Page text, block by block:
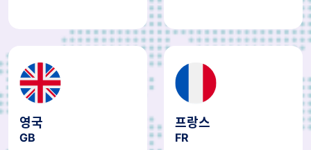
영국
GB
프랑스
FR